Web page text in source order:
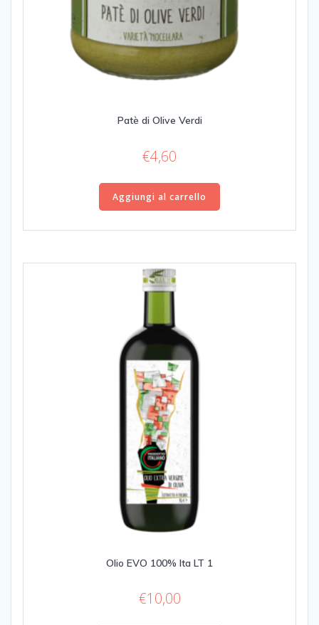
Patè di Olive Verdi
€4,60
Aggiungi al carrello
Olio EVO 100% Ita LT 1
€10,00